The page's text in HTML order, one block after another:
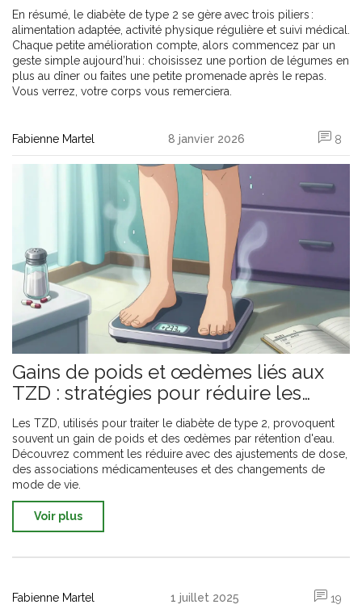
En résumé, le diabète de type 2 se gère avec trois piliers :
alimentation adaptée, activité physique régulière et suivi médical.
Chaque petite amélioration compte, alors commencez par un
geste simple aujourd’hui : choisissez une portion de légumes en
plus au dîner ou faites une petite promenade après le repas.
Vous verrez, votre corps vous remerciera.
Fabienne Martel 8 janvier 2026 8
Gains de poids et œdèmes liés aux
TZD : stratégies pour réduire les
effets secondaires
Les TZD, utilisés pour traiter le diabète de type 2, provoquent
souvent un gain de poids et des œdèmes par rétention d'eau.
Découvrez comment les réduire avec des ajustements de dose,
des associations médicamenteuses et des changements de
mode de vie.
Voir plus
Fabienne Martel 1 juillet 2025 19